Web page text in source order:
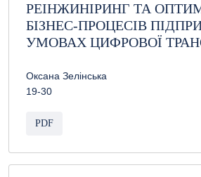
РЕІНЖИНІРИНГ ТА
БІЗНЕС-ПРОЦЕСІВ
УМОВАХ ЦИФРОВОЇ
Оксана Зелінська
19-30
PDF